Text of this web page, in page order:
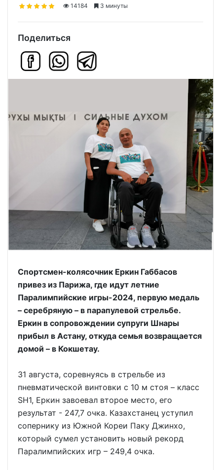
14184
3 минуты
Поделиться
Спортсмен-колясочник Еркин Габбасов
привез из Парижа, где идут летние
Паралимпийские игры-2024, первую медаль
– серебряную – в парапулевой стрельбе.
Еркин в сопровождении супруги Шнары
прибыл в Астану, откуда семья возвращается
домой – в Кокшетау.
31 августа, соревнуясь в стрельбе из
пневматической винтовки с 10 м стоя – класс
SH1, Еркин завоевал второе место, его
результат - 247,7 очка. Казахстанец уступил
сопернику из Южной Кореи Паку Джинхо,
который сумел установить новый рекорд
Паралимпийских игр – 249,4 очка.